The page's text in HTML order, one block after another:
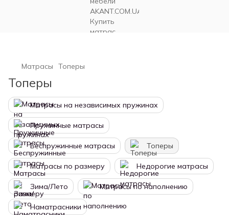
Матрасы Топеры
Топеры
Матрасы на независимых пружинах
Пружинные матрасы
Беспружинные матрасы Топеры
Матрасы по размеру Недорогие матрасы
Зима/Лето Матрасы по наполнению
Наматрасники